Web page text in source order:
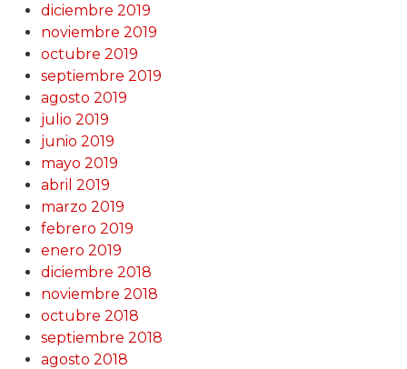
diciembre 2019
noviembre 2019
octubre 2019
septiembre 2019
agosto 2019
julio 2019
junio 2019
mayo 2019
abril 2019
marzo 2019
febrero 2019
enero 2019
diciembre 2018
noviembre 2018
octubre 2018
septiembre 2018
agosto 2018